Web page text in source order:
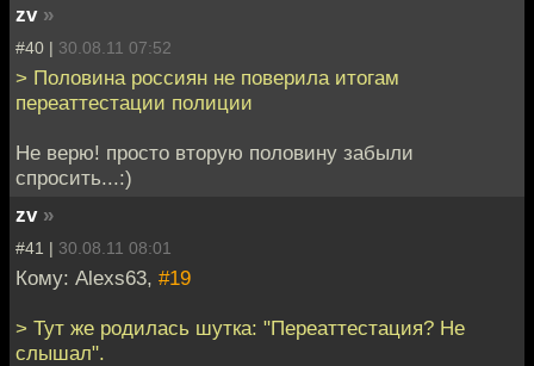
zv »
#40 | 30.08.11 07:52
> Половина россиян не поверила итогам
переаттестации полиции
Не верю! просто вторую половину забыли
спросить...:)
zv »
#41 | 30.08.11 08:01
Кому: Alexs63, #19
> Тут же родилась шутка: "Переаттестация? Не
слышал".